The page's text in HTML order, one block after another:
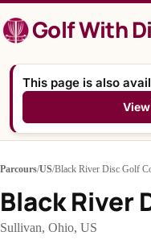
Inhalt
springenGolf With
This page is also
Parcours/US/Black River Disc Golf
Black River
Sullivan, Ohio, US